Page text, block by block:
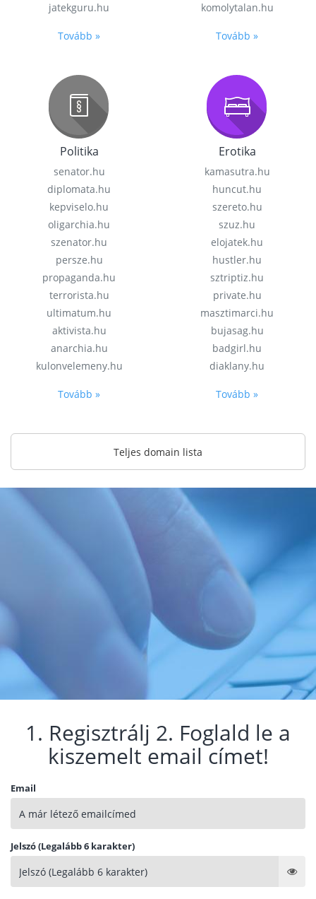
jatekguru.hu
Tovább »
komolytalan.hu
Tovább »
Politika
senator.hu
diplomata.hu
kepviselo.hu
oligarchia.hu
szenator.hu
persze.hu
propaganda.hu
terrorista.hu
ultimatum.hu
aktivista.hu
anarchia.hu
kulonvelemeny.hu
Tovább »
Erotika
kamasutra.hu
huncut.hu
szereto.hu
szuz.hu
elojatek.hu
hustler.hu
sztriptiz.hu
private.hu
masztimarci.hu
bujasag.hu
badgirl.hu
diaklany.hu
Tovább »
Teljes domain lista
1. Regisztrálj 2. Foglald le a
kiszemelt email címet!
Email
Jelszó (Legalább 6 karakter)